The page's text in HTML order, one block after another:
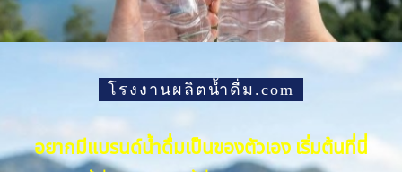
โรงงานผลิตน้ำดื่ม.com
อยากมีแบรนด์น้ำดื่มเป็นของตัวเอง เริ่มต้นที่นี่